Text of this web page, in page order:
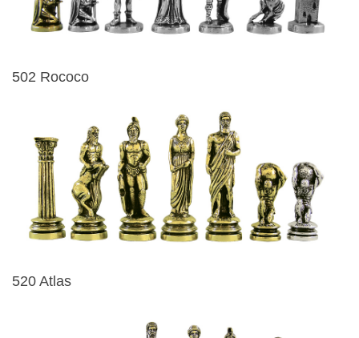
502 Rococo
520 Atlas